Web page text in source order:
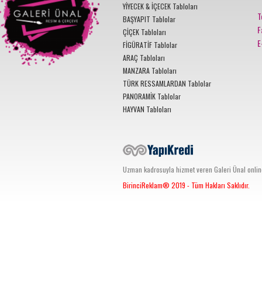
YİYECEK & İÇECEK Tabloları
BAŞYAPIT Tablolar
ÇİÇEK Tabloları
FİGÜRATİF Tablolar
ARAÇ Tabloları
MANZARA Tabloları
TÜRK RESSAMLARDAN Tablolar
PANORAMİK Tablolar
HAYVAN Tabloları
Uzman kadrosuyla hizmet veren Galeri Ünal
BirinciReklam® 2019 - Tüm Hakları Saklıdır.